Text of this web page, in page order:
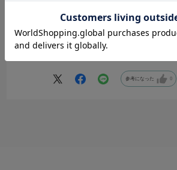
私の求めていた丈感でした。
なかなか短すぎず、長すぎずなニット系トップ
色味もとても可愛く、ボタンのところのデザイ
参考になった 0